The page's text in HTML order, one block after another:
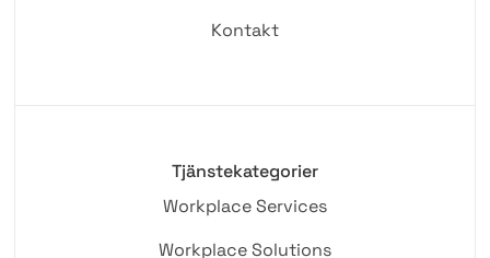
Kontakt
Tjänstekategorier
Workplace Services
Workplace Solutions